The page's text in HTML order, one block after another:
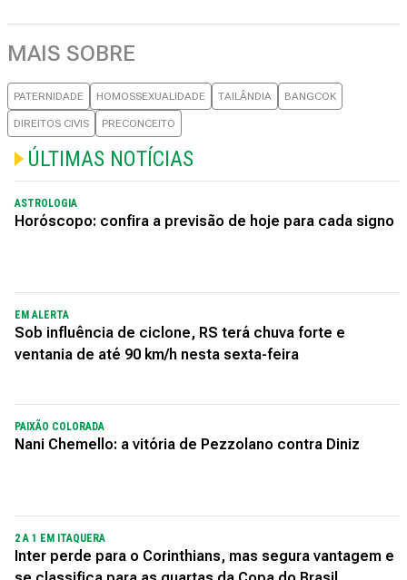
MAIS SOBRE
PATERNIDADE HOMOSSEXUALIDADE TAILÂNDIA BANGCOK
DIREITOS CIVIS PRECONCEITO
ÚLTIMAS NOTÍCIAS
ASTROLOGIA
Horóscopo: confira a previsão de hoje para cada signo
EM ALERTA
Sob influência de ciclone, RS terá chuva forte e
ventania de até 90 km/h nesta sexta-feira
PAIXÃO COLORADA
Nani Chemello: a vitória de Pezzolano contra Diniz
2 A 1 EM ITAQUERA
Inter perde para o Corinthians, mas segura vantagem e